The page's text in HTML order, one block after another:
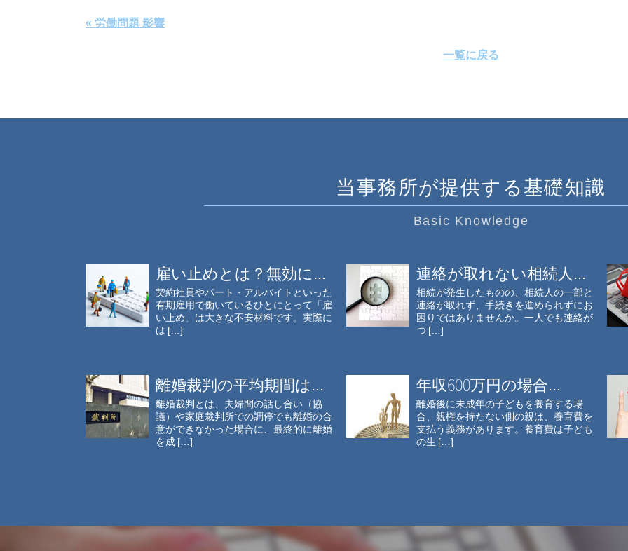
« 労働問題 影響
一覧に戻る
当事務所が提供する基礎知識
Basic Knowledge
雇い止めとは？無効に...
契約社員やパート・アルバイトといった
有期雇用で働いているひとにとって「雇
い止め」は大きな不安材料です。実際に
は […]
連絡が取れない相続人...
相続が発生したものの、相続人の一部と
連絡が取れず、手続きを進められずにお
困りではありませんか。一人でも連絡が
つ […]
離婚裁判の平均期間は...
離婚裁判とは、夫婦間の話し合い（協
議）や家庭裁判所での調停でも離婚の合
意ができなかった場合に、最終的に離婚
を成 […]
年収600万円の場合...
離婚後に未成年の子どもを養育する場
合、親権を持たない側の親は、養育費を
支払う義務があります。養育費は子ども
の生 […]